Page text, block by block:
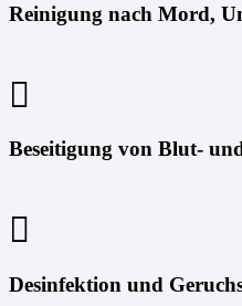
Reinigung nach Mord,
Beseitigung von Blut-
Desinfektion und